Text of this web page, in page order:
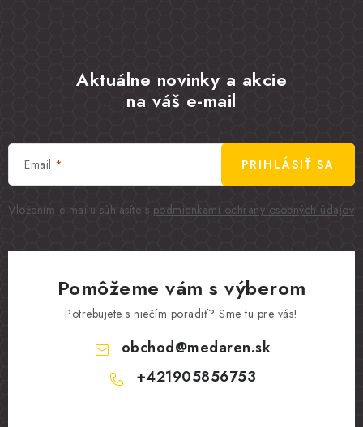
Aktuálne novinky a akcie
na váš e-mail
Email
Vložením e-mailu súhlasíte s podmienkami ochrany osobných údajov
PRIHLÁSIŤ SA
Pomôžeme vám s výberom
Potrebujete s niečím poradiť? Sme tu pre vás!
obchod@medaren.sk
+421905856753